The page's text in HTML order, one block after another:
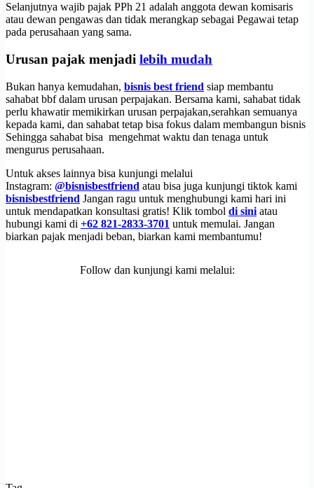
Selanjutnya wajib pajak PPh 21 adalah anggota dewan komisaris
atau dewan pengawas dan tidak merangkap sebagai Pegawai tetap
pada perusahaan yang sama.
Urusan pajak menjadi lebih mudah
Bukan hanya kemudahan, bisnis best friend siap membantu
sahabat bbf dalam urusan perpajakan. Bersama kami, sahabat tidak
perlu khawatir memikirkan urusan perpajakan,serahkan semuanya
kepada kami, dan sahabat tetap bisa fokus dalam membangun bisnis
Sehingga sahabat bisa mengehmat waktu dan tenaga untuk
mengurus perusahaan.
Untuk akses lainnya bisa kunjungi melalui
Instagram: @bisnisbestfriend atau bisa juga kunjungi tiktok kami
bisnisbestfriend Jangan ragu untuk menghubungi kami hari ini
untuk mendapatkan konsultasi gratis! Klik tombol di sini atau
hubungi kami di +62 821-2833-3701 untuk memulai. Jangan
biarkan pajak menjadi beban, biarkan kami membantumu!
Follow dan kunjungi kami melalui: